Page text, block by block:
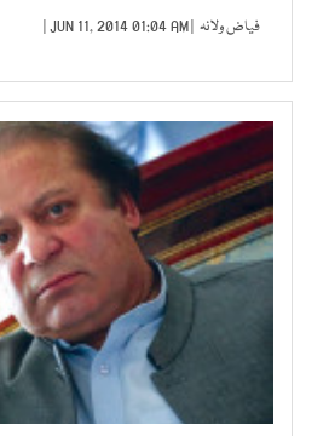
فیاض ولانہ